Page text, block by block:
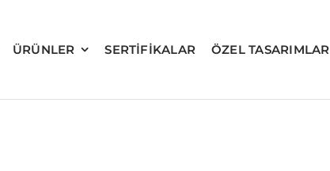
ÜRÜNLER SERTIFIKALAR ÖZEL TASARIMLAR